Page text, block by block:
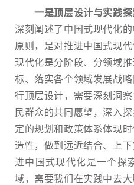
一是顶层设计与实践
深刻阐述了中国式现代化
原则，是对推进中国式现
现代化是分阶段、分领域
标、落实各个领域发展战
行顶层设计，需要深刻洞
民群众的共同愿望，深入
定的规划和政策体系体现
造性，做到远近结合、上
进中国式现代化是一个探
域，需要我们在实践中去